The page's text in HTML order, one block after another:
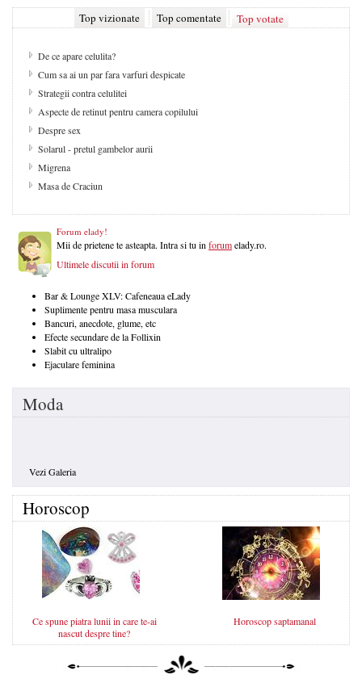
Top vizionate Top comentate Top votate
De ce apare celulita?
Cum sa ai un par fara varfuri despicate
Strategii contra celulitei
Aspecte de retinut pentru camera copilului
Despre sex
Solarul - pretul gambelor aurii
Migrena
Masa de Craciun
Forum elady!
Mii de prietene te asteapta. Intra si tu in forumelady.ro.
Ultimele discutii in forum
Bar & Lounge XLV: Cafeneaua eLady
Suplimente pentru masa musculara
Bancuri, anecdote, glume, etc
Efecte secundare de la Follixin
Slabit cu ultralipo
Ejaculare feminina
Moda
Vezi Galeria
Horoscop
Ce spune piatra lunii in care te-ai
nascut despre tine?
Horoscop saptamanal